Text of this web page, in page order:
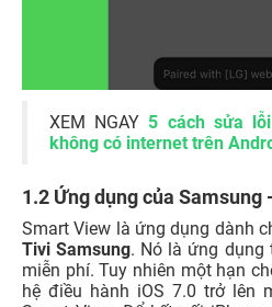
XEM NGAY 5 cách sửa
không có internet trên
1.2 Ứng dụng của Samsung
Smart View là ứng dụng dành
Tivi Samsung. Nó là ứng dụng
miễn phí. Tuy nhiên một hạn
hệ điều hành iOS 7.0 trở lên